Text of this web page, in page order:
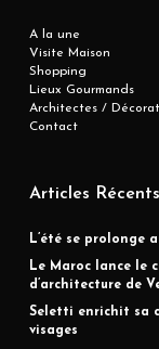
A la une
Visite Maison
Shopping
Lieux Gourmands
Architectes /
Contact
Articles Récents
L’été se prolonge
Le Maroc lance le
d’architecture de
Seletti enrichit sa
visages